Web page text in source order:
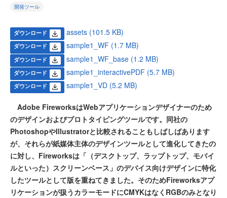
開発ツール
ダウンロード assets (101.5 KB)
ダウンロード sample1_WF (1.7 MB)
ダウンロード sample1_WF_base (1.2 MB)
ダウンロード sample1_interactivePDF (5.7 MB)
ダウンロード sample1_VD (5.2 MB)
Adobe FireworksはWebアプリケーションデザイナーのため
のデザインおよびプロトタイピングツールです。同社の
PhotoshopやIllustratorと比較されることもしばしばあります
が、それらが紙媒体主体のデザインツールとして進化してきたの
に対し、Fireworksは「（デスクトップ、ラップトップ、モバイ
ルといった）スクリーンベース」のデバイス向けデザインに特化
したツールとして版を重ねてきました。そのためFireworksアプ
リケーションが扱うカラーモードにCMYKはなくRGBのみとなり